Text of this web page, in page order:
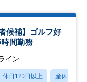
候補】ゴルフ好
間勤務
イン
休日120日以上 産休・育休